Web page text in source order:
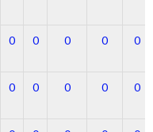
0 0 0 0 0
0 0 0 0 0